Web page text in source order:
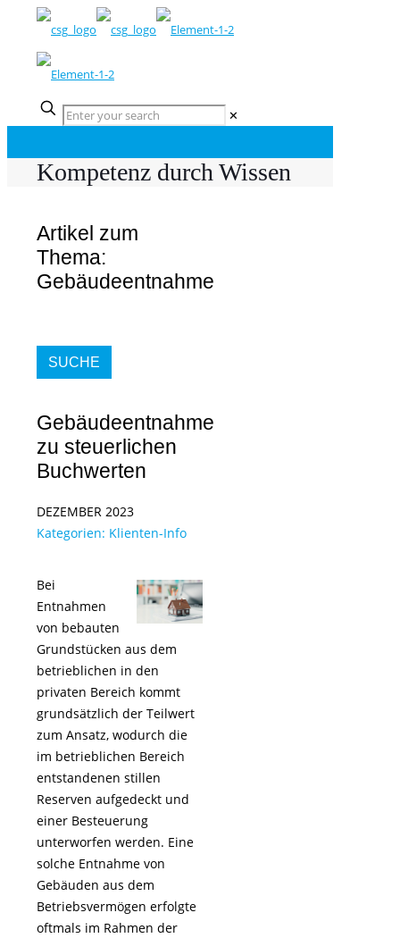
✕
Kompetenz durch Wissen
Artikel zum
Thema:
Gebäudeentnahme
SUCHE
Gebäudeentnahme
zu steuerlichen
Buchwerten
DEZEMBER 2023
Kategorien: Klienten-Info
Bei
Entnahmen
von bebauten
Grundstücken aus dem
betrieblichen in den
privaten Bereich kommt
grundsätzlich der Teilwert
zum Ansatz, wodurch die
im betrieblichen Bereich
entstandenen stillen
Reserven aufgedeckt und
einer Besteuerung
unterworfen werden. Eine
solche Entnahme von
Gebäuden aus dem
Betriebsvermögen erfolgte
oftmals im Rahmen der